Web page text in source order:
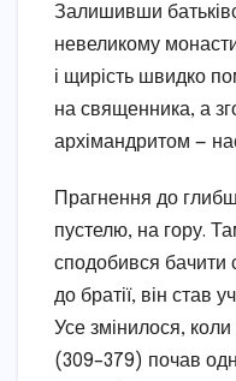
Залишивши
невеликому
і щирість швидко
на священника, а
архімандритом —
Прагнення до
пустелю, на гору.
сподобився
до братії, він став
Усе змінилося,
(309–379) почав